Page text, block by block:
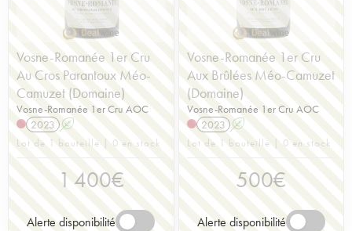
Vosne-Romanée 1er Cru
Au Cros Parantoux Méo-
Camuzet (Domaine)
Vosne-Romanée 1er Cru AOC
2023 A
Lot de 1 bouteille | 0 en stock
1 400€
Alerte disponibilité
Vosne-Romanée 1er Cru
Aux Brûlées Méo-Camuzet
(Domaine)
Vosne-Romanée 1er Cru AOC
2023 A
Lot de 1 bouteille | 0 en stock
500€
Alerte disponibilité